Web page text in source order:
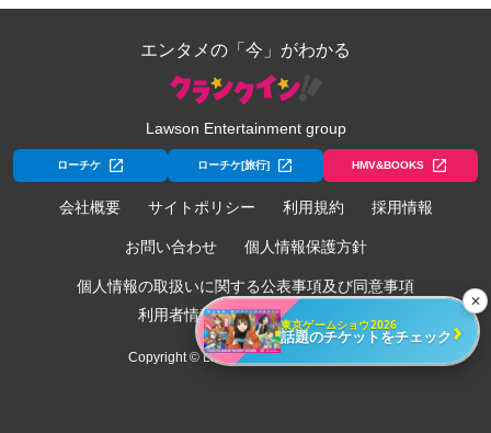
エンタメの「今」がわかる
Lawson Entertainment group
ローチケ ローチケ[旅行] HMV&BOOKS
会社概要 サイトポリシー 利用規約 採用情報
お問い合わせ 個人情報保護方針
個人情報の取扱いに関する公表事項及び同意事項
利用者情報の外部送信について
Copyright © Lawson Entertainment, Inc.
✕
東京ゲームショウ2026
話題のチケットをチェック ›